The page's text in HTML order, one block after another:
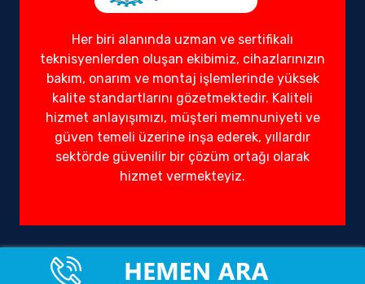
Her biri alanında uzman ve sertifikalı
teknisyenlerden oluşan ekibimiz, cihazlarınızın
bakım, onarım ve montaj işlemlerinde yüksek
kalite standartlarını gözetmektedir. Kaliteli
hizmet anlayışımızı, müşteri memnuniyeti ve
güven temeli üzerine inşa ederek, yıllardır
sektörde güvenilir bir çözüm ortağı olarak
hizmet vermekteyiz.
Ofisimiz